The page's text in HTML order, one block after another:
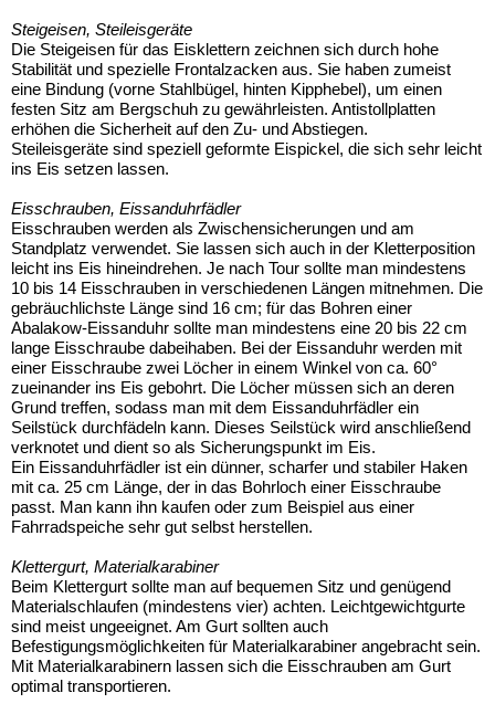
Steigeisen, Steileisgeräte
Die Steigeisen für das Eisklettern zeichnen sich durch hohe
Stabilität und spezielle Frontalzacken aus. Sie haben zumeist
eine Bindung (vorne Stahlbügel, hinten Kipphebel), um einen
festen Sitz am Bergschuh zu gewährleisten. Antistollplatten
erhöhen die Sicherheit auf den Zu- und Abstiegen.
Steileisgeräte sind speziell geformte Eispickel, die sich sehr leicht
ins Eis setzen lassen.
Eisschrauben, Eissanduhrfädler
Eisschrauben werden als Zwischensicherungen und am
Standplatz verwendet. Sie lassen sich auch in der Kletterposition
leicht ins Eis hineindrehen. Je nach Tour sollte man mindestens
10 bis 14 Eisschrauben in verschiedenen Längen mitnehmen. Die
gebräuchlichste Länge sind 16 cm; für das Bohren einer
Abalakow-Eissanduhr sollte man mindestens eine 20 bis 22 cm
lange Eisschraube dabeihaben. Bei der Eissanduhr werden mit
einer Eisschraube zwei Löcher in einem Winkel von ca. 60°
zueinander ins Eis gebohrt. Die Löcher müssen sich an deren
Grund treffen, sodass man mit dem Eissanduhrfädler ein
Seilstück durchfädeln kann. Dieses Seilstück wird anschließend
verknotet und dient so als Sicherungspunkt im Eis.
Ein Eissanduhrfädler ist ein dünner, scharfer und stabiler Haken
mit ca. 25 cm Länge, der in das Bohrloch einer Eisschraube
passt. Man kann ihn kaufen oder zum Beispiel aus einer
Fahrradspeiche sehr gut selbst herstellen.
Klettergurt, Materialkarabiner
Beim Klettergurt sollte man auf bequemen Sitz und genügend
Materialschlaufen (mindestens vier) achten. Leichtgewichtgurte
sind meist ungeeignet. Am Gurt sollten auch
Befestigungsmöglichkeiten für Materialkarabiner angebracht sein.
Mit Materialkarabinern lassen sich die Eisschrauben am Gurt
optimal transportieren.